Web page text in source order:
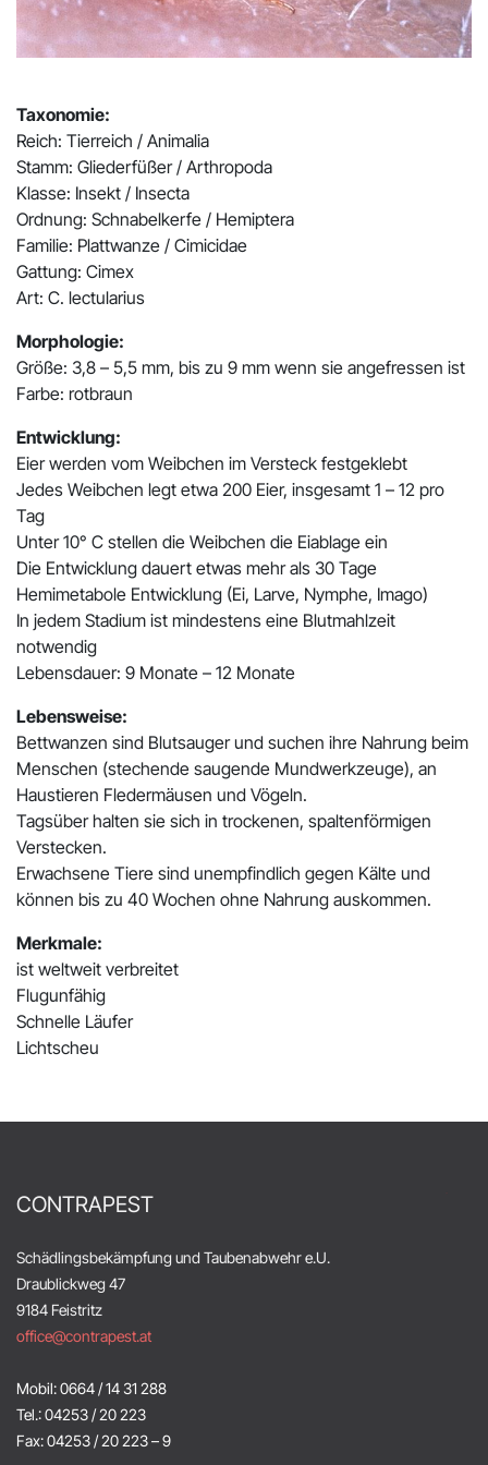
Taxonomie:
Reich: Tierreich / Animalia
Stamm: Gliederfüßer / Arthropoda
Klasse: Insekt / Insecta
Ordnung: Schnabelkerfe / Hemiptera
Familie: Plattwanze / Cimicidae
Gattung: Cimex
Art: C. lectularius
Morphologie:
Größe: 3,8 – 5,5 mm, bis zu 9 mm wenn sie angefressen ist
Farbe: rotbraun
Entwicklung:
Eier werden vom Weibchen im Versteck festgeklebt
Jedes Weibchen legt etwa 200 Eier, insgesamt 1 – 12 pro
Tag
Unter 10° C stellen die Weibchen die Eiablage ein
Die Entwicklung dauert etwas mehr als 30 Tage
Hemimetabole Entwicklung (Ei, Larve, Nymphe, Imago)
In jedem Stadium ist mindestens eine Blutmahlzeit
notwendig
Lebensdauer: 9 Monate – 12 Monate
Lebensweise:
Bettwanzen sind Blutsauger und suchen ihre Nahrung beim
Menschen (stechende saugende Mundwerkzeuge), an
Haustieren Fledermäusen und Vögeln.
Tagsüber halten sie sich in trockenen, spaltenförmigen
Verstecken.
Erwachsene Tiere sind unempfindlich gegen Kälte und
können bis zu 40 Wochen ohne Nahrung auskommen.
Merkmale:
ist weltweit verbreitet
Flugunfähig
Schnelle Läufer
Lichtscheu
CONTRAPEST
Schädlingsbekämpfung und Taubenabwehr e.U.
Draublickweg 47
9184 Feistritz
office@contrapest.at
Mobil: 0664 / 14 31 288
Tel.: 04253 / 20 223
Fax: 04253 / 20 223 – 9